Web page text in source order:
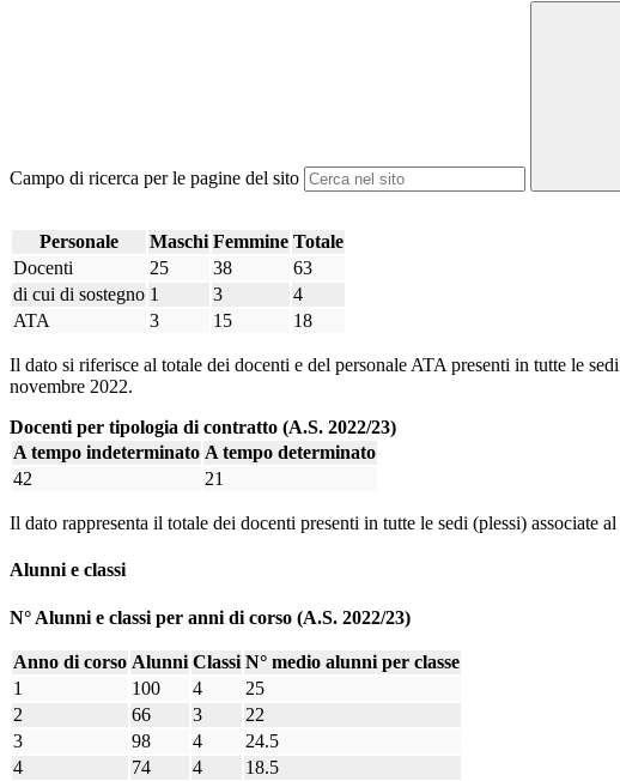
Campo di ricerca per le pagine del sito
Personale Maschi Femmine Totale
Docenti
25 38
63
di cui di sostegno 1 3
4
ATA
3 15 18
Il dato si riferisce al totale dei docenti e del personale ATA presenti in tutte le
novembre 2022.
Docenti per tipologia di contratto (A.S. 2022/23)
A tempo indeterminato A tempo determinato
42
21
Il dato rappresenta il totale dei docenti presenti in tutte le sedi (plessi)
Alunni e classi
N° Alunni e classi per anni di corso (A.S. 2022/23)
Anno di corso Alunni Classi N° medio alunni per classe
1
100 4
25
2
66 3
22
3
98 4
24.5
4
74 4
18.5